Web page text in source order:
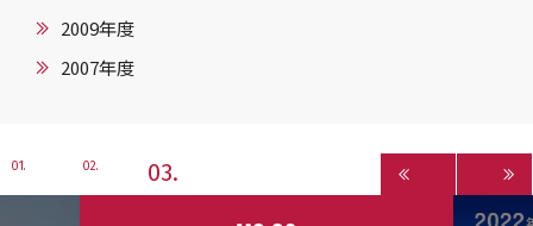
2009年度
2007年度
1 2 3